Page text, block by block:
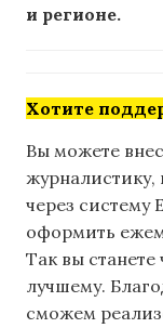
и регионе.
Хотите
Вы можете
журналистику,
через систему
оформить
Так вы
лучшему.
сможем